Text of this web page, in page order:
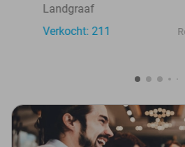
Landgraaf
Verkocht: 211